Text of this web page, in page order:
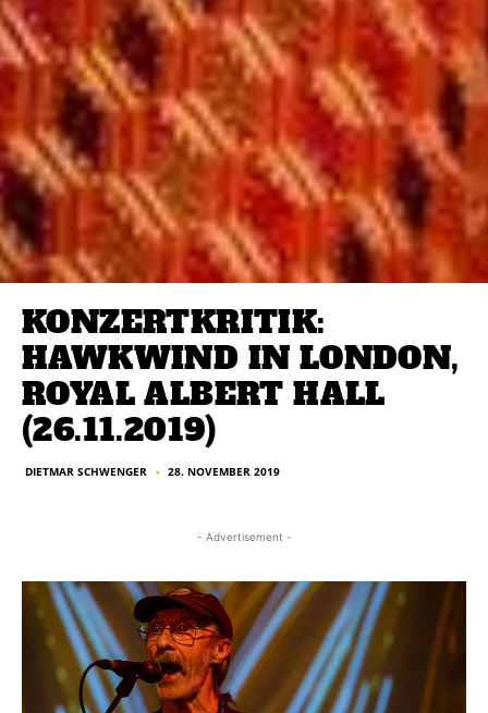
KONZERTKRITIK:
HAWKWIND IN LONDON,
ROYAL ALBERT HALL
(26.11.2019)
DIETMAR SCHWENGER ■ 28. NOVEMBER 2019
- Advertisement -